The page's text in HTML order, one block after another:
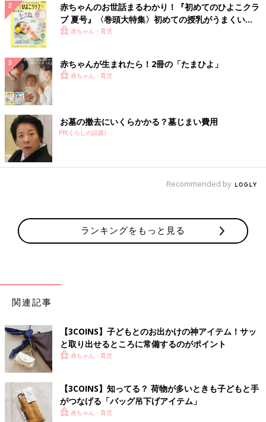
出典：Instagramアカウント「ayu1105miii」
Ayumiさんが購入したのはスクエア型のガラス繊維コンロシー
ト。使用時はコンロに敷くだけで済み、お手入れの際は簡単に外
して水洗いできるのが嬉しいですね。モロッカンタイル柄のワン
ポイントがシンプルでおしゃれでは？
赤ちゃんのお世話まるわかり！『初めてのひよこクラ
ブ 夏号』〈巻頭大特集〉初めての授乳がうまくい
く！ おっぱい・ミルクの基本と夏のトラブル 解決テ
赤ちゃん・育児
赤ちゃんが生まれたら！2冊の「たまひよ」
赤ちゃん・育児
お墓の撤去にいくらかかる？墓じまい費用
PR(くらしの話題)
Recommended by
ランキングをもっと見る
関連記事
【3COINS】子どもとのお出かけの神アイテム！サッ
と取り出せるところに常備するのがポイント
赤ちゃん・育児
【3COINS】知ってる？ 荷物が多いときも子どもと手
がつなげる「バッグ吊下げアイテム」
赤ちゃん・育児